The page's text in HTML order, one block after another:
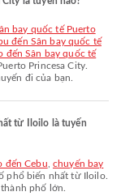
đến Sân bay quốc tế
đến Sân bay quốc tế
Princesa City.
đi của bạn.
từ Iloilo là tuyến
đến Cebu chuyến bay
phổ biến nhất từ Iloilo.
phố lớn.